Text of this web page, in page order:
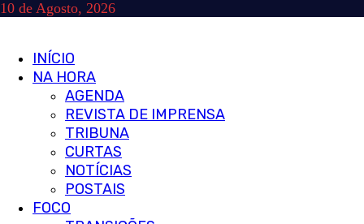
Skip
10 de Agosto, 2026
Primary
Menu
INÍCIO
NA HORA
AGENDA
REVISTA DE IMPRENSA
TRIBUNA
CURTAS
NOTÍCIAS
POSTAIS
FOCO